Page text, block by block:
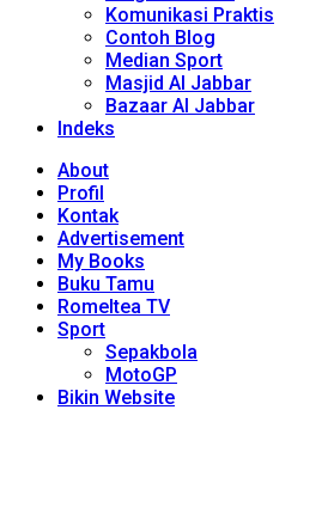
Komunikasi Praktis
Contoh Blog
Median Sport
Masjid Al Jabbar
Bazaar Al Jabbar
Indeks
About
Profil
Kontak
Advertisement
My Books
Buku Tamu
Romeltea TV
Sport
Sepakbola
MotoGP
Bikin Website